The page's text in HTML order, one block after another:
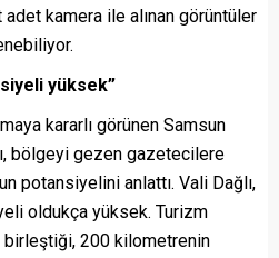
kamera ile alınan görüntüler
yüksek”
kararlı görünen Samsun
bölgeyi gezen gazetecilere
potansiyelini anlattı. Vali Dağlı,
oldukça yüksek. Turizm
birleştiği, 200 kilometrenin